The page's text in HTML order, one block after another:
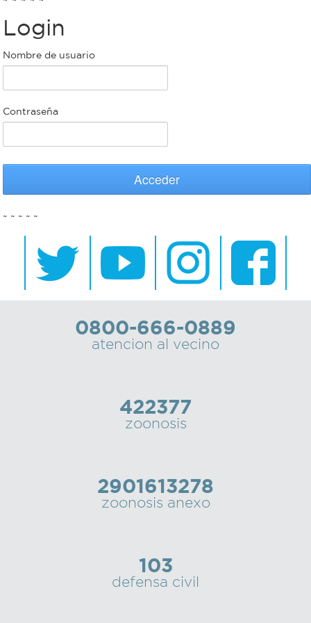
Bromatología
Rentas
Municipal
bondi
Recorrido
colectivos
Recarga
Personal
municipal
Login
Nombre de usuario
Contraseña
Acceder
~ ~ ~ ~ ~
0800-666-0889
atencion al vecino
422377
zoonosis
2901613278
zoonosis anexo
103
defensa civil